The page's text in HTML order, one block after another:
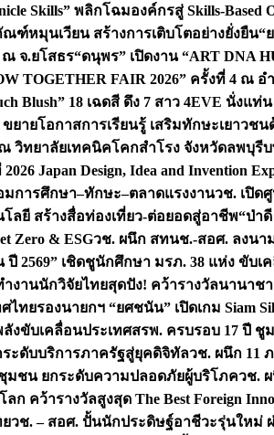
Skills” พลิกโฉมองค์กรสู่ Skills-
ณฑ์หมุนเวียน สร้างการเติบโตอย่างยั่งยืน“
จ.ยโสธร“ดนุพร” เปิดงาน “ART DNA
TOGETHER FAIR 2026” ครั้งที่ 4
Blush” 18 เฉดสี ดึง 7 สาว 4EVE นั่งแท่
ยายโอกาสการเรียนรู้ เสริมทักษะเยาวช
วิทยาลัยเทคนิคโคกสำโรง จังหวัดลพบุรีบ
Japan Design, Idea and Invention
มการศึกษา–ทักษะ–ตลาดแรงงานวช. เปิด
ลยี สร้างสื่อท่องเที่ยว-ต่อยอดสู่อาชีพ“ป่า
Zero & ESGวช. ผนึก สทนช.-สอศ. ลงนา
2569” เชิดชูนักศึกษา มรภ. 38 แห่ง ขั
ำงานนักวิจัยไทยสุดปัง! คว้ารางวัลนานาช
ไทยรองนายกฯ “ยศชนัน” เปิดเกม Siam
งขับเคลื่อนประเทศสรพ. ครบรอบ 17 ปี ชู
ะดับบริการภาครัฐสู่ยุคดิจิทัลวช. ผนึก 11
มชน ยกระดับความปลอดภัยผู้บริโภควช.
คว้ารางวัลสูงสุด The Best Foreign
ยวช. – สอศ. ปั้นนักประดิษฐ์อาชีวะรุ่นใหม่